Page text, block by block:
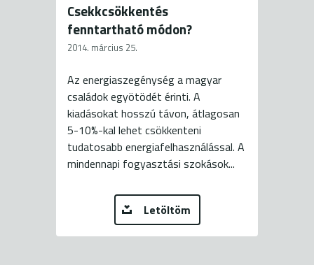
Csekkcsökkentés
fenntartható módon?
2014. március 25.
Az energiaszegénység a magyar
családok egyötödét érinti. A
kiadásokat hosszú távon, átlagosan
5-10%-kal lehet csökkenteni
tudatosabb energiafelhasználással. A
mindennapi fogyasztási szokások...
Letöltöm